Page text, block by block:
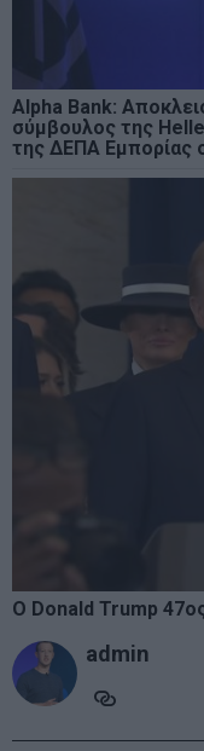
Alpha Bank:
σύμβουλος της
της ΔΕΠΑ Εμπορίας
Ο Donald Trump
admin